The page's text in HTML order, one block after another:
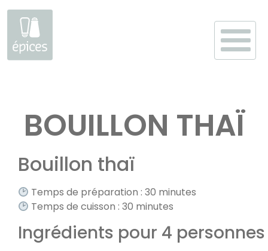
contenuBOUILLON THAÏ
Bouillon thaï
Temps de préparation : 30 minutes
Temps de cuisson : 30 minutes
Ingrédients pour 4 personnes